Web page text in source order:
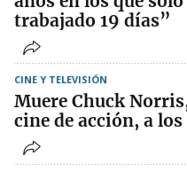
trabajado 19 días”
CINE Y TELEVISIÓN
Muere Chuck
cine de acción, a